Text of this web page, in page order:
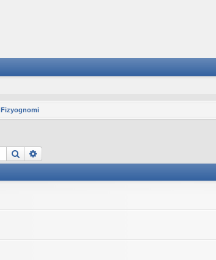
Fizyognomi
Ara